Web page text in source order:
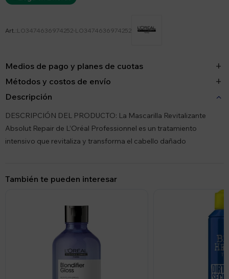
LO3474636974252-LO3474636974252
Medios de pago y planes de cuotas
Métodos y costos de envío
Descripción
DESCRIPCIÓN DEL PRODUCTO: La Mascarilla Revitalizante
Absolut Repair de L’Oréal Professionnel es un tratamiento
intensivo que revitaliza y transforma el cabello dañado
También te pueden interesar